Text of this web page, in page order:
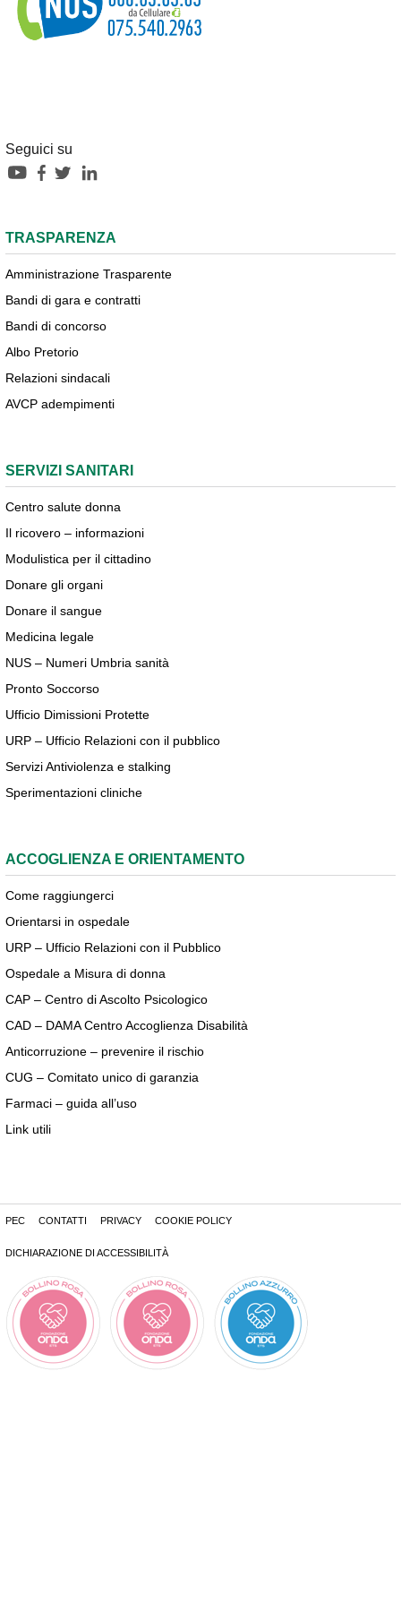
Seguici su
TRASPARENZA
Amministrazione Trasparente
Bandi di gara e contratti
Bandi di concorso
Albo Pretorio
Relazioni sindacali
AVCP adempimenti
SERVIZI SANITARI
Centro salute donna
Il ricovero – informazioni
Modulistica per il cittadino
Donare gli organi
Donare il sangue
Medicina legale
NUS – Numeri Umbria sanità
Pronto Soccorso
Ufficio Dimissioni Protette
URP – Ufficio Relazioni con il pubblico
Servizi Antiviolenza e stalking
Sperimentazioni cliniche
ACCOGLIENZA E ORIENTAMENTO
Come raggiungerci
Orientarsi in ospedale
URP – Ufficio Relazioni con il Pubblico
Ospedale a Misura di donna
CAP – Centro di Ascolto Psicologico
CAD – DAMA Centro Accoglienza Disabilità
Anticorruzione – prevenire il rischio
CUG – Comitato unico di garanzia
Farmaci – guida all’uso
Link utili
PEC CONTATTI PRIVACY COOKIE POLICY
DICHIARAZIONE DI ACCESSIBILITÀ